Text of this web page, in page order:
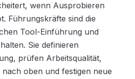
wenn Ausprobieren
Führungskräfte sind die
Tool-Einführung und
Sie definieren
prüfen Arbeitsqualität,
oben und festigen neue